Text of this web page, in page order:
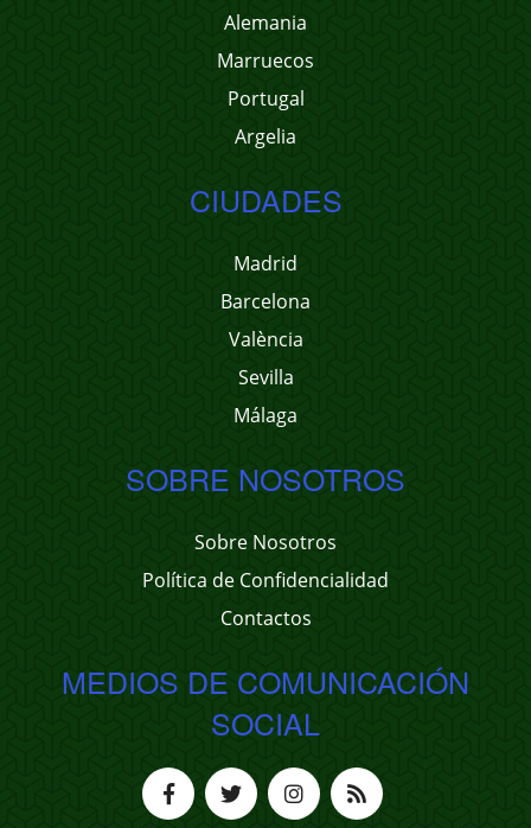
Alemania
Marruecos
Portugal
Argelia
CIUDADES
Madrid
Barcelona
València
Sevilla
Málaga
SOBRE NOSOTROS
Sobre Nosotros
Política de Confidencialidad
Contactos
MEDIOS DE COMUNICACIÓN
SOCIAL